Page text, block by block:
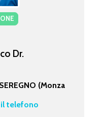
Dr.
(Monza
il telefono